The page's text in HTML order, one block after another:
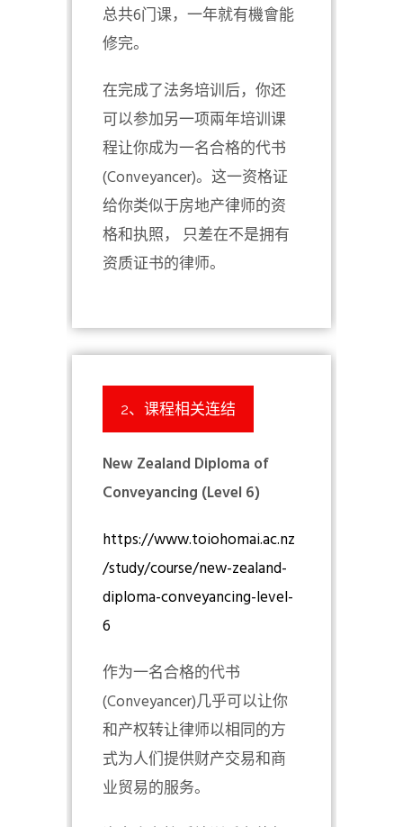
总共6门课，一年就有機會能
修完。
在完成了法务培训后，你还
可以参加另一项兩年培训课
程让你成为一名合格的代书
(Conveyancer)。这一资格证
给你类似于房地产律师的资
格和执照， 只差在不是拥有
资质证书的律师。
2、课程相关连结
New Zealand Diploma of
Conveyancing (Level 6)
https://www.toiohomai.ac.nz
/study/course/new-zealand-
diploma-conveyancing-level-
6
作为一名合格的代书
(Conveyancer)几乎可以让你
和产权转让律师以相同的方
式为人们提供财产交易和商
业贸易的服务。